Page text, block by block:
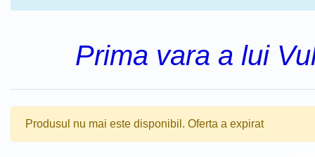
Prima vara a lui
Produsul nu mai este disponibil. Oferta a expirat